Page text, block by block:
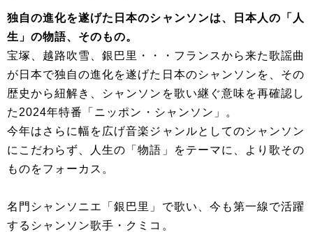
独自の進化を遂げた日本のシャンソンは、日本人の「人
生」の物語、そのもの。
宝塚、越路吹雪、銀巴里・・・フランスから来た歌謡曲
が日本で独自の進化を遂げた日本のシャンソンを、その
歴史から紐解き、シャンソンを歌い継ぐ意味を再確認し
た2024年特番「ニッポン・シャンソン」。
今年はさらに幅を広げ音楽ジャンルとしてのシャンソン
にこだわらず、人生の「物語」をテーマに、より歌その
ものをフォーカス。
名門シャンソニエ「銀巴里」で歌い、今も第一線で活躍
するシャンソン歌手・クミコ。